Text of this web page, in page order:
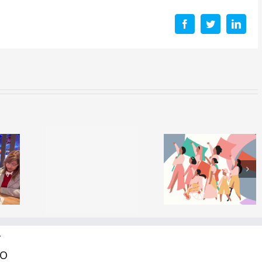
FacebookTwitter
La
Educación
Física desde
una
perspectiva